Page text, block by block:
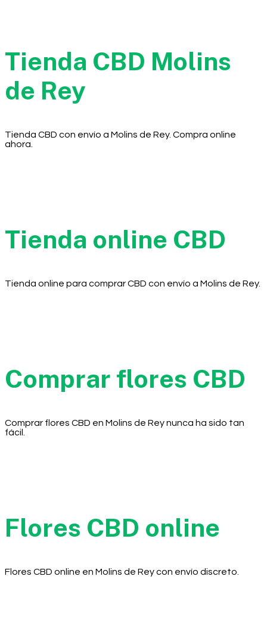
Tienda CBD Molins
de Rey
Tienda CBD con envío a Molins de Rey. Compra online
ahora.
Tienda online CBD
Tienda online para comprar CBD con envío a Molins de Rey.
Comprar flores CBD
Comprar flores CBD en Molins de Rey nunca ha sido tan
fácil.
Flores CBD online
Flores CBD online en Molins de Rey con envío discreto.